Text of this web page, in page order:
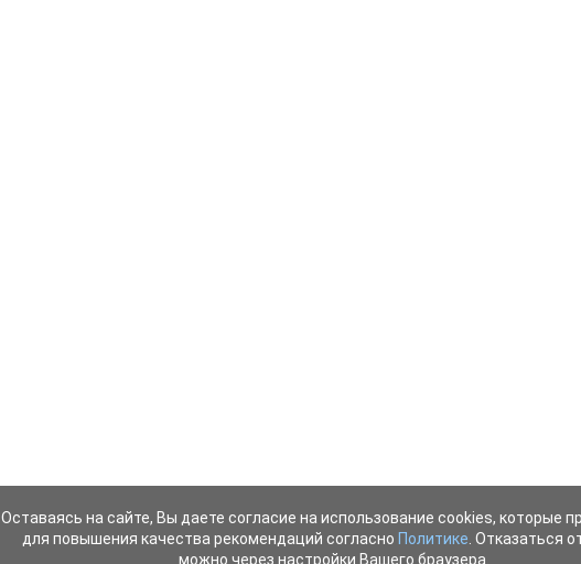
Оставаясь на сайте, Вы даете согласие на использование cookies, которые
для повышения качества рекомендаций согласно Политике . Отказаться
можно через настройки Вашего браузера.